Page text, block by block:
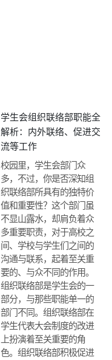
学生会组织联络部职能全
解析：内外联络、促进交
流等工作
校园里，学生会部门众
多，不过，你是否深知组
织联络部所具有的独特价
值和重要性？这个部门虽
不显山露水，却肩负着众
多重要职责，对于高校之
间、学校与学生们之间的
沟通与联系，起着至关重
要的、与众不同的作用。
组织联络部是学生会的一
部分，与那些职能单一的
部门不同。组织联络部在
学生代表大会制度的改进
上扮演着至关重要的角
色。组织联络部积极促进